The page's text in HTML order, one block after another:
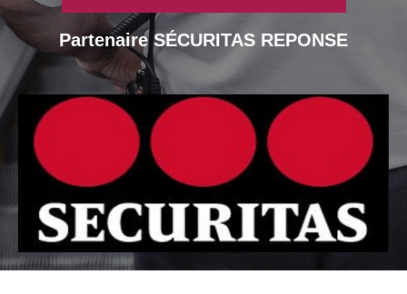
Partenaire SÉCURITAS REPONSE